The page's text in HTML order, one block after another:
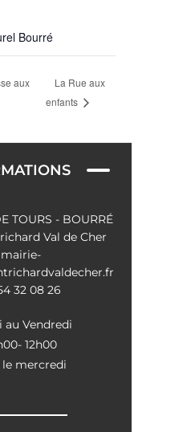
Bourré
aux
La Rue aux
enfants
TOURS - BOURRÉ
Val de Cher
mairie-
32 08 26
au Vendredi
12h00
le mercredi